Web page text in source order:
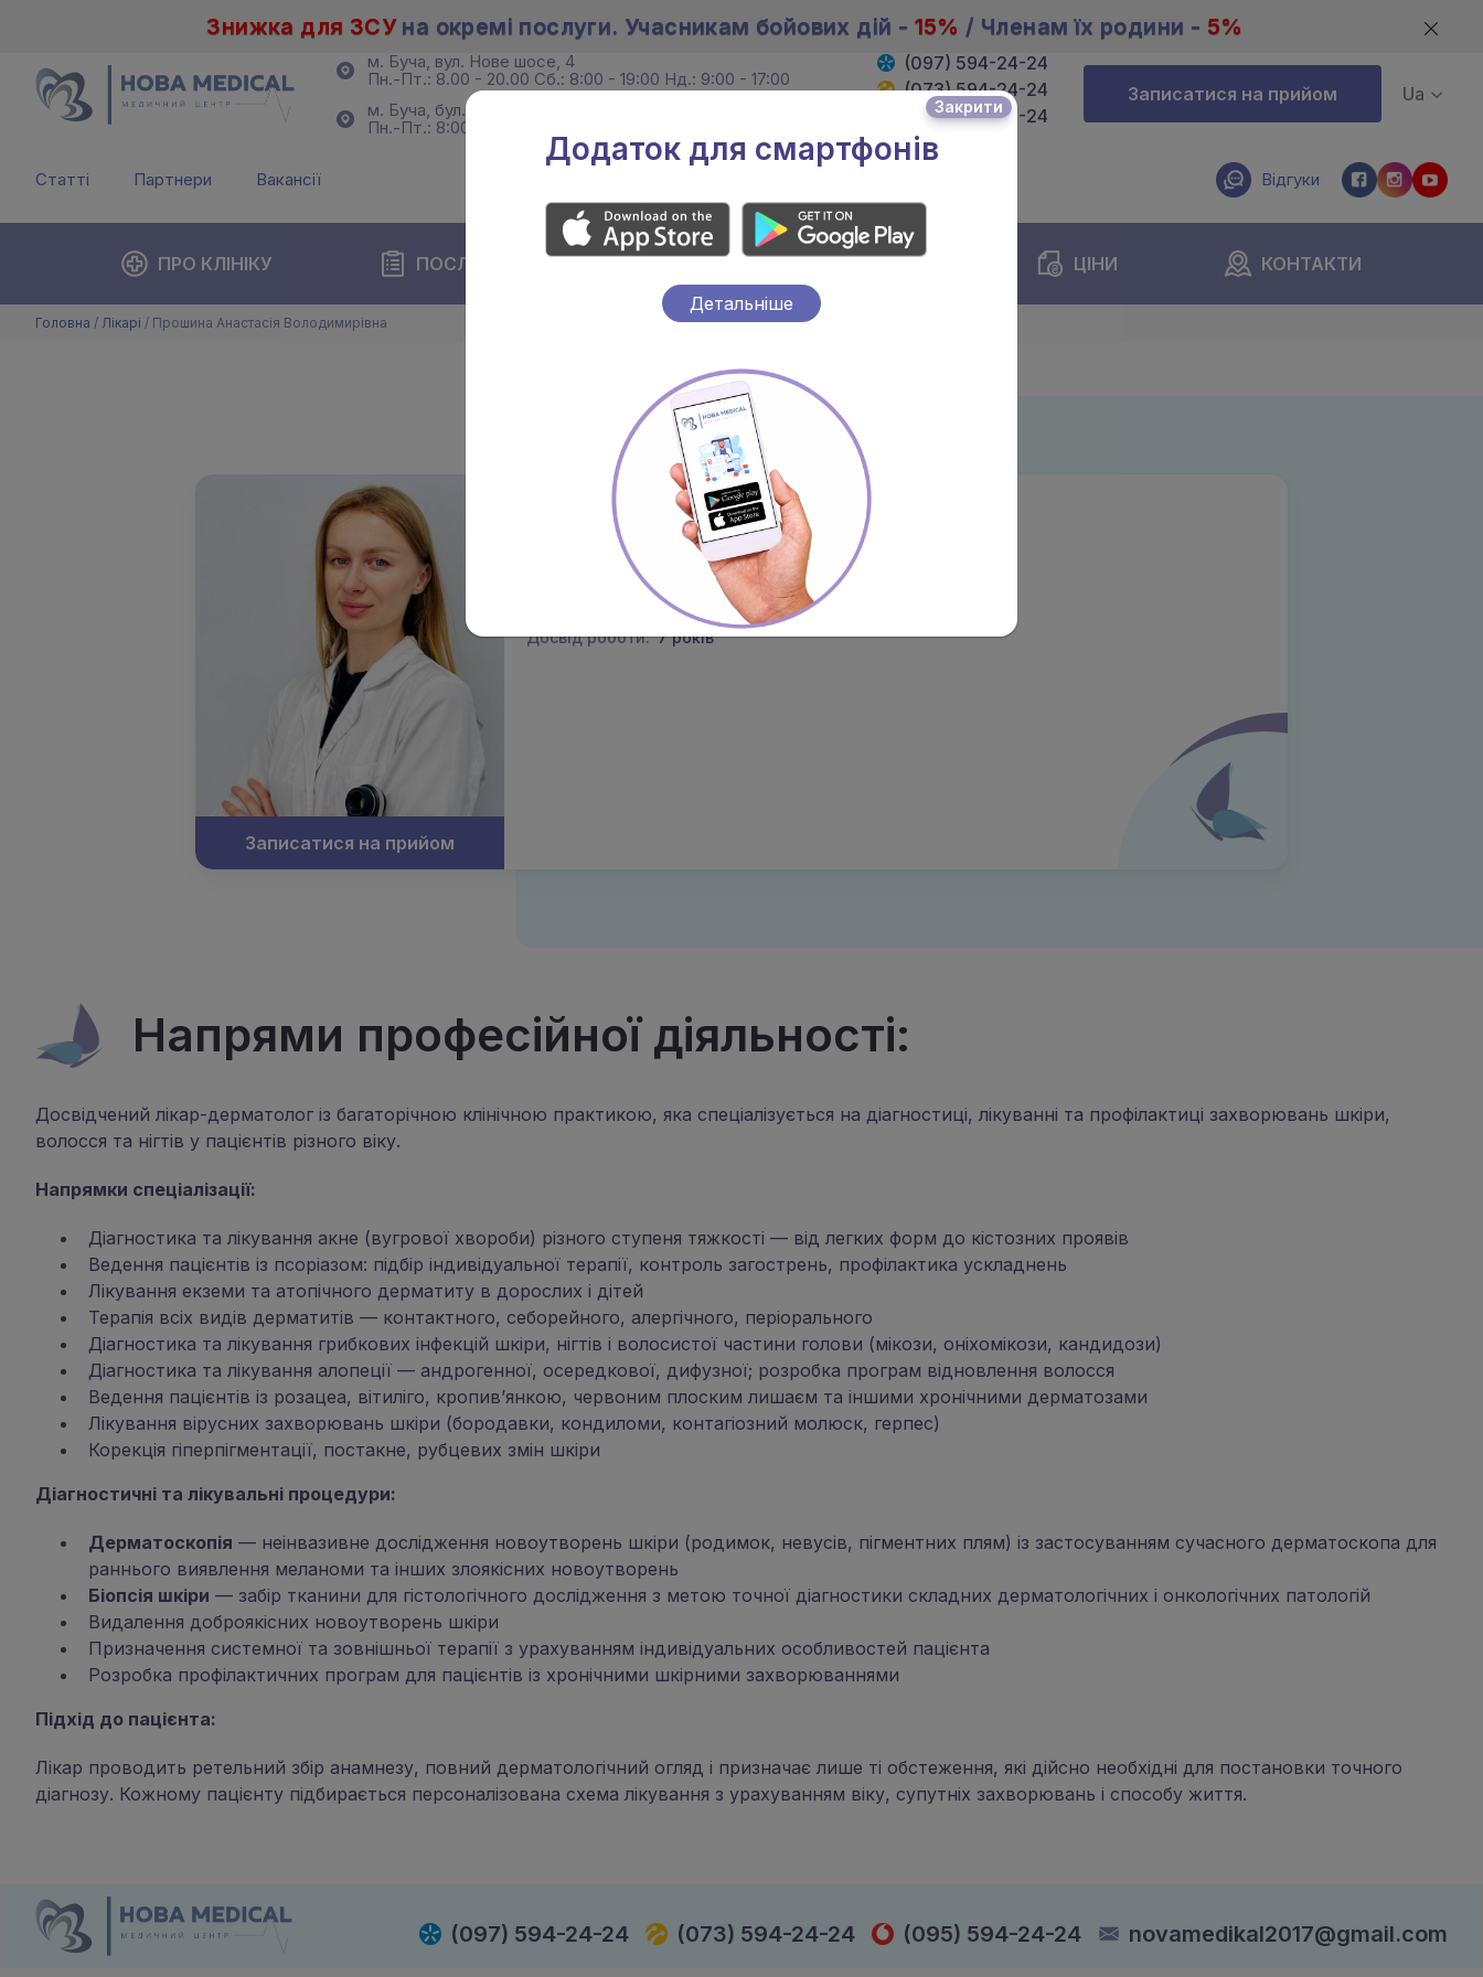
Знижка для ЗСУ на окремі послуги. Учасникам бойових дій - 15% / Членам їх родини - 5%
м. Буча, вул. Нове шосе, 4
Пн.-Пт.: 8.00 - 20.00 Сб.: 8:00 - 19:00 Нд.: 9:00 - 17:00
м. Буча, бул. Б. Хмельницького, 4
Пн.-Пт.: 8:00 - 19:00 Сб. 8:00 - 18:00 Нд.: вихідний
(097) 594-24-24
(073) 594-24-24
(095) 594-24-24
Записатися на прийом Ua
Статті Партнери Вакансії Відгуки
ПРО КЛІНІКУ ПОСЛУГИ ЛІКАРІ АКЦІЇ ЦІНИ КОНТАКТИ
Головна / Лікарі / Прошина Анастасія Володимирівна
Записатися на прийом
Прошина Анастасія Володимирівна
Дерматолог дитячий та дорослий
фахівець
Досвід роботи:7 років
Напрями професійної діяльності:
Досвідчений лікар-дерматолог із багаторічною клінічною практикою, яка спеціалізується на діагностиці, лікуванні та профілактиці захворювань шкіри,
волосся та нігтів у пацієнтів різного віку.
Напрямки спеціалізації:
Діагностика та лікування акне (вугрової хвороби) різного ступеня тяжкості — від легких форм до кістозних проявів
Ведення пацієнтів із псоріазом: підбір індивідуальної терапії, контроль загострень, профілактика ускладнень
Лікування екземи та атопічного дерматиту в дорослих і дітей
Терапія всіх видів дерматитів — контактного, себорейного, алергічного, періорального
Діагностика та лікування грибкових інфекцій шкіри, нігтів і волосистої частини голови (мікози, оніхомікози, кандидози)
Діагностика та лікування алопеції — андрогенної, осередкової, дифузної; розробка програм відновлення волосся
Ведення пацієнтів із розацеа, вітиліго, кропив’янкою, червоним плоским лишаєм та іншими хронічними дерматозами
Лікування вірусних захворювань шкіри (бородавки, кондиломи, контагіозний молюск, герпес)
Корекція гіперпігментації, постакне, рубцевих змін шкіри
Діагностичні та лікувальні процедури:
Дерматоскопія — неінвазивне дослідження новоутворень шкіри (родимок, невусів, пігментних плям) із застосуванням сучасного дерматоскопа для
раннього виявлення меланоми та інших злоякісних новоутворень
Біопсія шкіри — забір тканини для гістологічного дослідження з метою точної діагностики складних дерматологічних і онкологічних патологій
Видалення доброякісних новоутворень шкіри
Призначення системної та зовнішньої терапії з урахуванням індивідуальних особливостей пацієнта
Розробка профілактичних програм для пацієнтів із хронічними шкірними захворюваннями
Підхід до пацієнта:
Лікар проводить ретельний збір анамнезу, повний дерматологічний огляд і призначає лише ті обстеження, які дійсно необхідні для постановки точного
діагнозу. Кожному пацієнту підбирається персоналізована схема лікування з урахуванням віку, супутніх захворювань і способу життя.
(097) 594-24-24 (073) 594-24-24 (095) 594-24-24 novamedikal2017@gmail.com
Закрити
Додаток для смартфонів
Детальніше